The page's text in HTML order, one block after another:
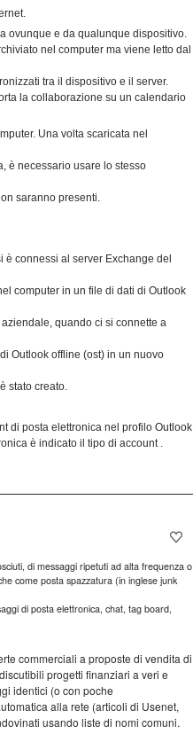
ovunque e da qualunque dispositivo.
nel computer ma viene letto dal
tra il dispositivo e il server.
la collaborazione su un calendario
Una volta scaricata nel
è necessario usare lo stesso
saranno presenti.
connessi al server Exchange del
computer in un file di dati di Outlook
quando ci si connette a
Outlook offline (ost) in un nuovo
stato creato.
di posta elettronica nel profilo Outlook
è indicato il tipo di account .
di messaggi ripetuti ad alta frequenza o
come posta spazzatura (in inglese junk
di posta elettronica, chat, tag board,
commerciali a proposte di vendita di
progetti finanziari a veri e
identici (o con poche
alla rete (articoli di Usenet,
usando liste di nomi comuni.